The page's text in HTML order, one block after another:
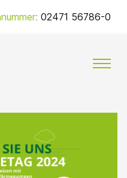
02471 56786-0
MENÜ